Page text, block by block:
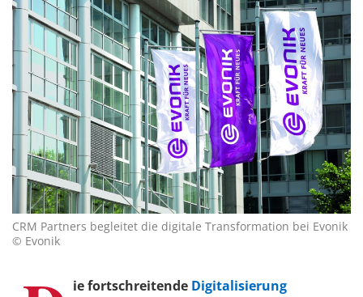
CRM Partners begleitet die digitale Transformation bei Evonik
© Evonik
ie fortschreitende Digitalisierung